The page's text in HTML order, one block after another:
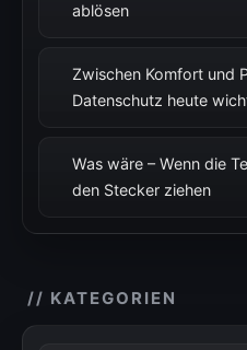
ablösen
Zwischen Komfort und
Datenschutz heute
Was wäre – Wenn die
den Stecker ziehen
// KATEGORIEN